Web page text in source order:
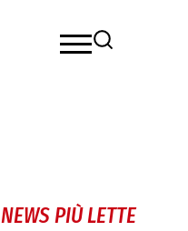
NEWS PIÙ LETTE